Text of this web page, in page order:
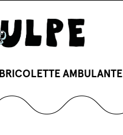
BRICOLETTE AMBULANTE